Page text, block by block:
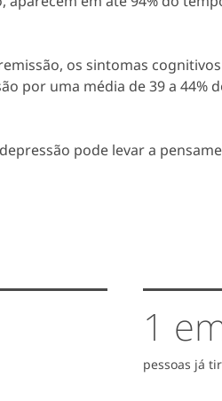
os sintomas
por uma média de 39 a 44%
pode levar a
1
pessoas já